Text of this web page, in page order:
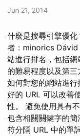
Jun 21, 2014
什麼是搜尋引擎優
者：minorics Dávid
站進行排名，包括
的難易程度以及第
如何對您的網站進
好的 URL 可以改善
性。 避免使用具有
包含相關關鍵字的
符分隔 URL 中的單